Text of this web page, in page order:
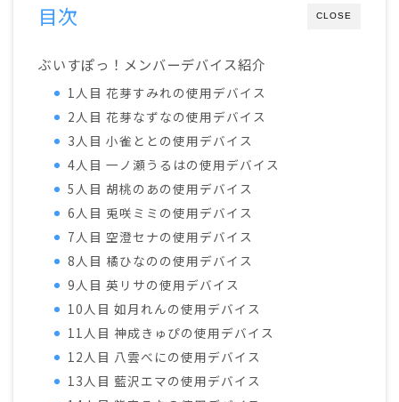
CLOSE
目次
ぶいすぽっ！メンバーデバイス紹介
1人目 花芽すみれの使用デバイス
2人目 花芽なずなの使用デバイス
3人目 小雀ととの使用デバイス
4人目 一ノ瀬うるはの使用デバイス
5人目 胡桃のあの使用デバイス
6人目 兎咲ミミの使用デバイス
7人目 空澄セナの使用デバイス
8人目 橘ひなのの使用デバイス
9人目 英リサの使用デバイス
10人目 如月れんの使用デバイス
11人目 神成きゅぴの使用デバイス
12人目 八雲べにの使用デバイス
13人目 藍沢エマの使用デバイス